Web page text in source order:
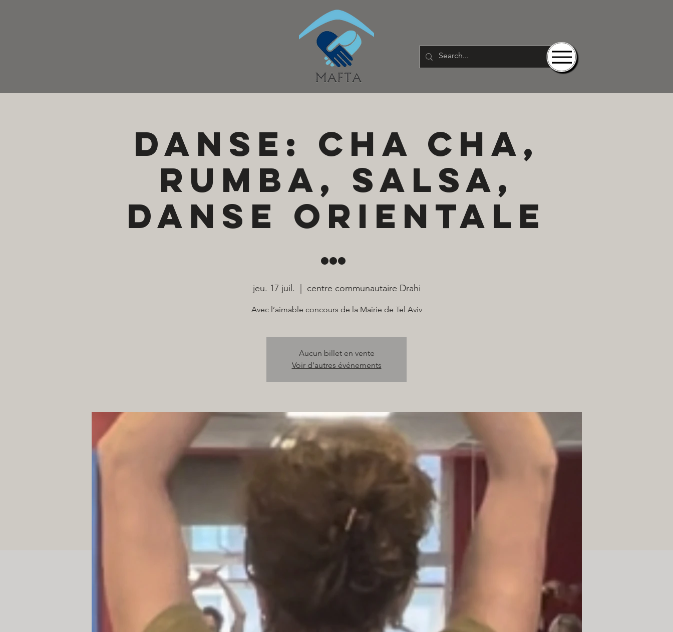
Danse: cha cha,
rumba, salsa,
danse orientale
…
jeu. 17 juil. centre communautaire Drahi
Avec l’aimable concours de la Mairie de Tel Aviv
Aucun billet en vente
Voir d'autres événements